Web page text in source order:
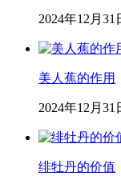
2024年12月31
美人蕉的作用
2024年12月31
绯牡丹的价值